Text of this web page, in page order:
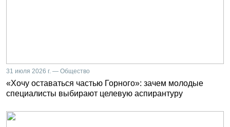
31 июля 2026 г. — Общество
«Хочу оставаться частью Горного»: зачем молодые
специалисты выбирают целевую аспирантуру